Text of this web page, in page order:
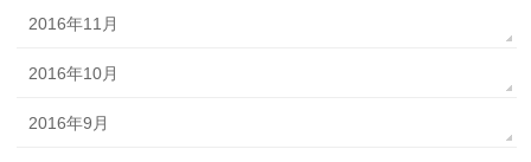
2016年11月
2016年10月
2016年9月